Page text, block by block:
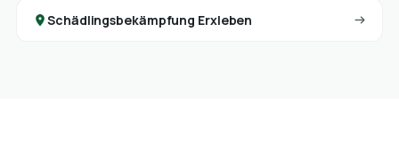
Schädlingsbekämpfung Erxleben